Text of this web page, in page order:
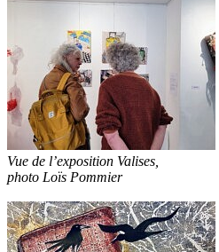
Vue de l’exposition Valises,
photo Loïs Pommier